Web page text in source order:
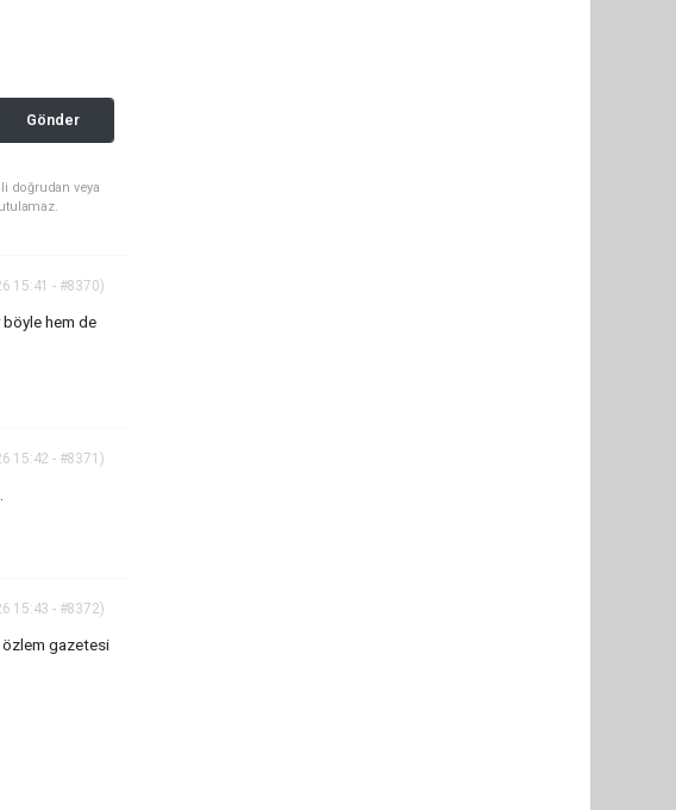
Gönder
doğrudan veya
15:41 - #8370)
hem de
15:42 - #8371)
15:43 - #8372)
özlem gazetesi